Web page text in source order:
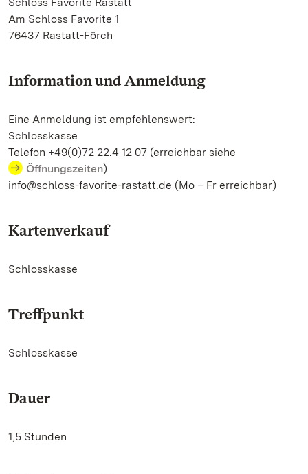
Am Schloss Favorite 1
76437 Rastatt-Förch
Information und Anmeldung
Eine Anmeldung ist empfehlenswert:
Schlosskasse
Telefon +49(0)72 22.4 12 07 (erreichbar siehe
Öffnungszeiten)
info@schloss-favorite-rastatt.de (Mo – Fr erreichbar)
Kartenverkauf
Schlosskasse
Treffpunkt
Schlosskasse
Dauer
1,5 Stunden